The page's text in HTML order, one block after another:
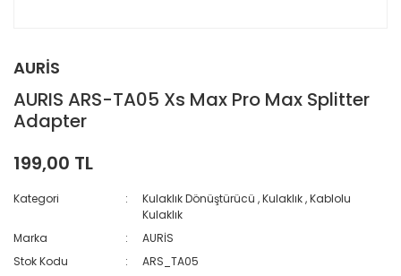
AURİS
AURIS ARS-TA05 Xs Max Pro Max Splitter
Adapter
199,00 TL
Kategori Kulaklık Dönüştürücü ,Kulaklık,Kablolu
Kulaklık
Marka
AURİS
Stok Kodu
ARS_TA05